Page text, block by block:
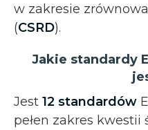
w zakresie
(CSRD).
Jakie standardy
Jest 12 standardów
pełen zakres kwestii